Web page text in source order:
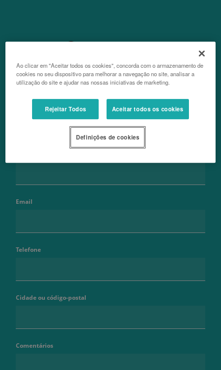
Contacte-nos
Email
Telefone
Cidade ou código-postal
Comentários
Ao clicar em "Aceitar todos os cookies", concorda com o armazenamento de
cookies no seu dispositivo para melhorar a navegação no site, analisar a
utilização do site e ajudar nas nossas iniciativas de marketing.
Rejeitar Todos Aceitar todos os cookies
Definições de cookies